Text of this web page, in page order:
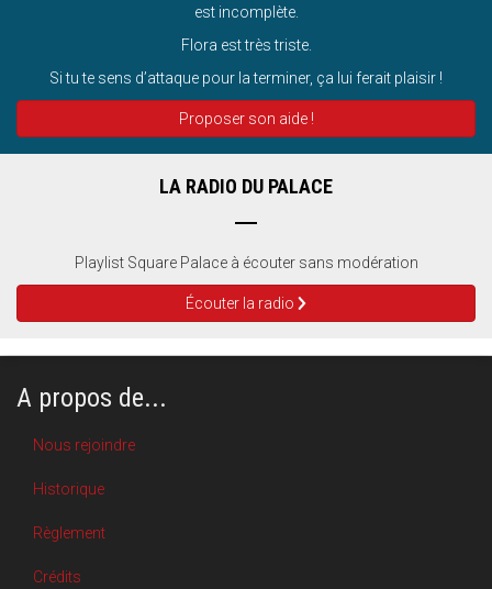
est incomplète.
Flora est très triste.
Si tu te sens d’attaque pour la terminer, ça lui ferait plaisir !
Proposer son aide !
LA RADIO DU PALACE
Playlist Square Palace à écouter sans modération
Écouter la radio
A propos de...
Nous rejoindre
Historique
Règlement
Crédits